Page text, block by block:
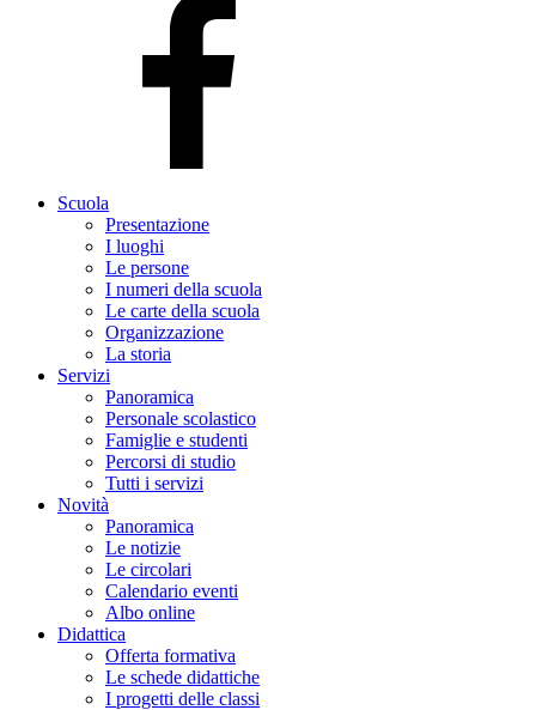
Scuola
Presentazione
I luoghi
Le persone
I numeri della scuola
Le carte della scuola
Organizzazione
La storia
Servizi
Panoramica
Personale scolastico
Famiglie e studenti
Percorsi di studio
Tutti i servizi
Novità
Panoramica
Le notizie
Le circolari
Calendario eventi
Albo online
Didattica
Offerta formativa
Le schede didattiche
I progetti delle classi